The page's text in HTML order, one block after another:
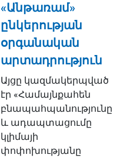
«Անթառամ»
ընկերության
օրգանական
արտադրություն
Այցը կազմակերպված
էր «Համայնքահեն
բնապահպանությունը
և ադապտացումը
կլիմայի
փոփոխությանը